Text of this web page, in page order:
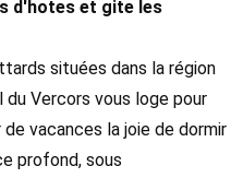
d'hotes et gite les
situées dans la région
du Vercors vous loge pour
vacances la joie de dormir
profond, sous